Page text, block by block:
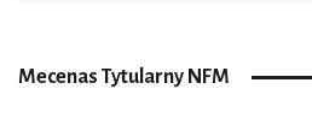
Mecenas Tytularny NFM